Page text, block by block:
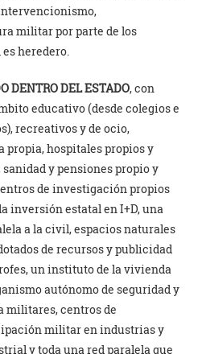
militar por parte de los
heredero.
DENTRO DEL ESTADO, con
educativo (desde colegios e
recreativos y de ocio,
propia, hospitales propios y
y pensiones propio y
de investigación propios
inversión estatal en I+D, una
a la civil, espacios naturales
de recursos y publicidad
un instituto de la vivienda
autónomo de seguridad y
militares, centros de
militar en industrias y
y toda una red paralela que